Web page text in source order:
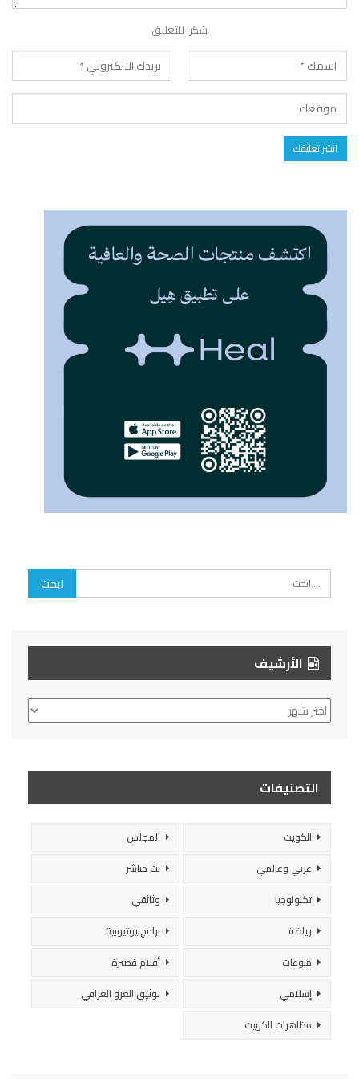
شكرا للتعليق
الأرشيف
الأرشيف
التصنيفات
الكويت
المجلس
عربي وعالمي
بث مباشر
تكنولوجيا
وثائقي
رياضة
برامج يوتيوبية
منوعات
أفلام قصيرة
إسلامي
توثيق الغزو العراقي
مظاهرات الكويت